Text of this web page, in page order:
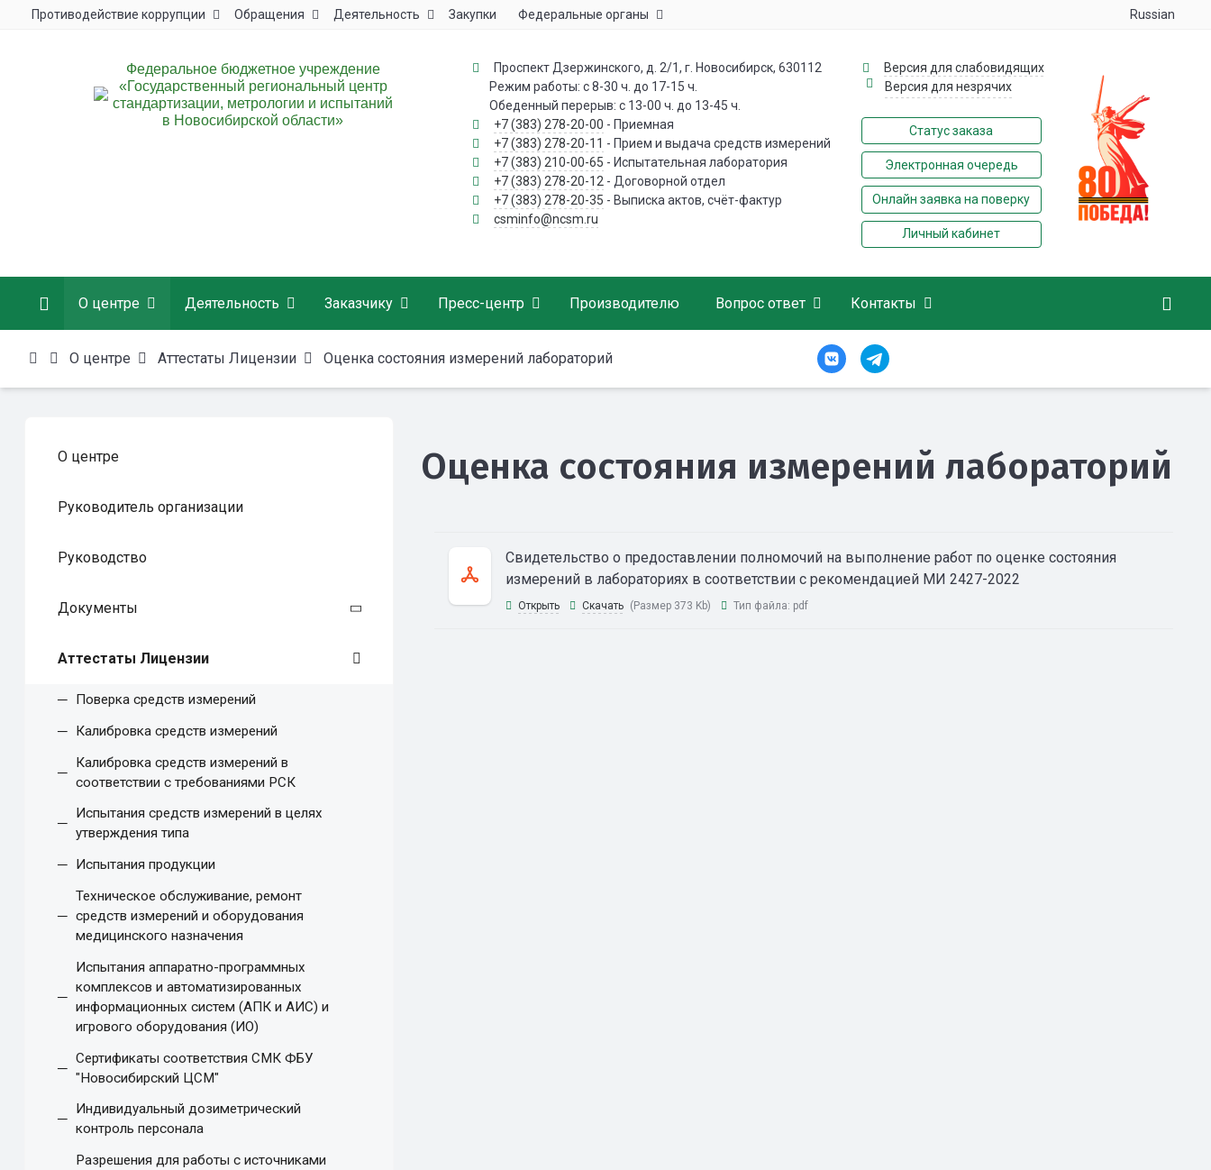
Противодействие коррупции Обращения Деятельность Закупки Федеральные органы Russian
Федеральное бюджетное учреждение
«Государственный региональный центр
стандартизации, метрологии и испытаний
в Новосибирской области»
Проспект Дзержинского, д. 2/1, г. Новосибирск, 630112
Режим работы: с 8-30 ч. до 17-15 ч.
Обеденный перерыв: с 13-00 ч. до 13-45 ч.
+7 (383) 278-20-00 - Приемная
+7 (383) 278-20-11 - Прием и выдача средств измерений
+7 (383) 210-00-65 - Испытательная лаборатория
+7 (383) 278-20-12 - Договорной отдел
+7 (383) 278-20-35 - Выписка актов, счёт-фактур
csminfo@ncsm.ru
Версия для слабовидящих
Версия для незрячих
Статус заказа
Электронная очередь
Онлайн заявка на поверку
Личный кабинет
О центре Деятельность Заказчику Пресс-центр Производителю Вопрос ответ Контакты
О центре Аттестаты Лицензии Оценка состояния измерений лабораторий
О центре
Руководитель организации
Руководство
Документы
Аттестаты Лицензии
Поверка средств измерений
Калибровка средств измерений
Калибровка средств измерений в
соответствии с требованиями РСК
Испытания средств измерений в целях
утверждения типа
Испытания продукции
Техническое обслуживание, ремонт
средств измерений и оборудования
медицинского назначения
Испытания аппаратно-программных
комплексов и автоматизированных
информационных систем (АПК и АИС) и
игрового оборудования (ИО)
Сертификаты соответствия СМК ФБУ
"Новосибирский ЦСМ"
Индивидуальный дозиметрический
контроль персонала
Разрешения для работы с источниками
Оценка состояния измерений лабораторий
Свидетельство о предоставлении полномочий на выполнение работ по оценке состояния
измерений в лабораториях в соответствии с рекомендацией МИ 2427-2022
Открыть Скачать (Размер 373 Kb) Тип файла: pdf